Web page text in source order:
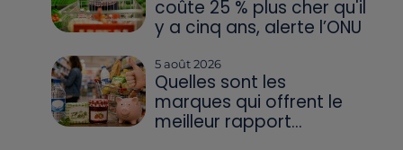
coûte 25 % plus cher qu'il
y a cinq ans, alerte l’ONU
5 août 2026
Quelles sont les
marques qui offrent le
meilleur rapport...